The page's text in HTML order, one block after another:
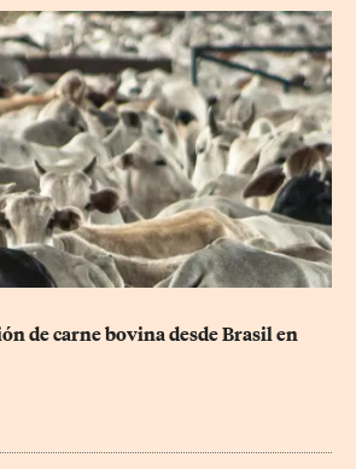
de carne bovina desde Brasil en